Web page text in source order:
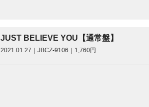
JUST BELIEVE YOU【通常盤】
2021.01.27｜JBCZ-9106｜1,760円